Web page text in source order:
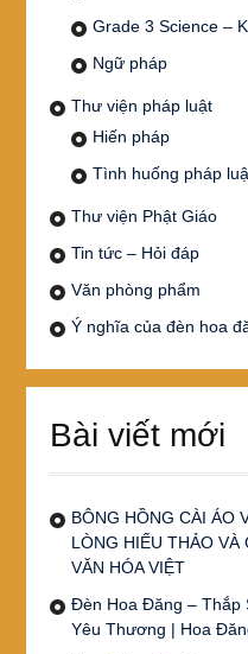
Grade 3 Science –
Ngữ pháp
Thư viện pháp luật
Hiến pháp
Tình huống pháp
Thư viện Phật Giáo
Tin tức – Hỏi đáp
Văn phòng phẩm
Ý nghĩa của đèn hoa
Bài viết mới
BÔNG HỒNG CÀI ÁO
LÒNG HIẾU THẢO
VĂN HÓA VIỆT
Đèn Hoa Đăng – Thắp
Yêu Thương | Hoa